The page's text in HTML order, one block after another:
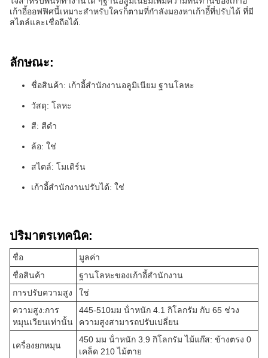
เก้าอี้ออฟฟิศนี้เหมาะสําหรับใครก็ตามที่กําลังมองหาเก้าอี้ที่ปรับได้ ที่มี
สไตล์และเชื่อถือได้.
ลักษณะ:
ชื่อสินค้า: เก้าอี้สํานักงานอลูมิเนียม ฐานโลหะ
วัสดุ: โลหะ
สี: สีดํา
ล้อ: ใช่
สไตล์: โมเดิร์น
เก้าอี้สํานักงานปรับได้: ใช่
ปริมาตรเทคนิค:
ชื่อ
มูลค่า
ชื่อสินค้า
ฐานโลหะของเก้าอี้สํานักงาน
การปรับความสูง
ใช่
ความสูง:การ
หมุนเวียนเท่านั้น
445-510มม น้ําหนัก 4.1 กิโลกรัม กับ 65 ช่วง
ความสูงสามารถปรับเปลี่ยน
เครื่องยกหมุน
450 มม น้ําหนัก 3.9 กิโลกรัม ไม้แก๊ส: ข้างตรง 0
เคล็ด 210 ไม้ตาย